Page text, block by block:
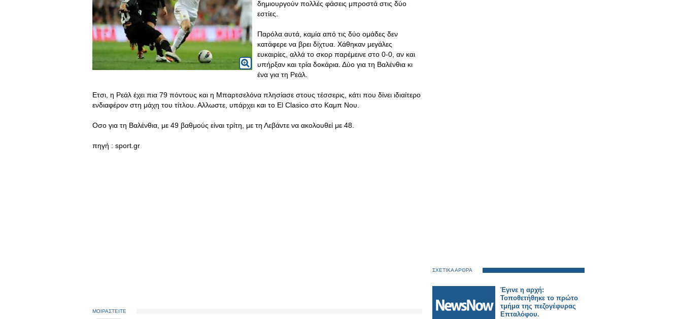
δημιουργούν πολλές φάσεις μπροστά στις δύο
εστίες.
Παρόλα αυτά, καμία από τις δύο ομάδες δεν
κατάφερε να βρει δίχτυα. Χάθηκαν μεγάλες
ευκαιρίες, αλλά το σκορ παρέμεινε στο 0-0, αν και
υπήρξαν και τρία δοκάρια. Δύο για τη Βαλένθια κι
ένα για τη Ρεάλ.
Ετσι, η Ρεάλ έχει πια 79 πόντους και η Μπαρτσελόνα πλησίασε στους τέσσερις, κάτι που δίνει ιδιαίτερο
ενδιαφέρον στη μάχη του τίτλου. Αλλωστε, υπάρχει και το El Clasico στο Καμπ Νου.
Οσο για τη Βαλένθια, με 49 βαθμούς είναι τρίτη, με τη Λεβάντε να ακολουθεί με 48.
πηγή : sport.gr
ΜΟΙΡΑΣΤΕΙΤΕ
ΣΧΕΤΙΚΑ ΑΡΘΡΑ
Έγινε η αρχή:
Τοποθετήθηκε το πρώτο
τμήμα της πεζογέφυρας
Επταλόφου.